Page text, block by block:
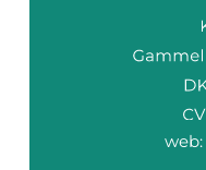
web: